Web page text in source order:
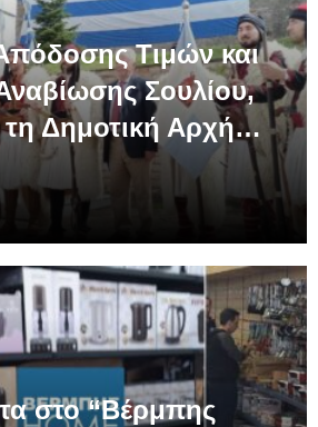
Τιμών και
Σουλίου,
τη Δημοτική Αρχή…
στο “Βέρμπης